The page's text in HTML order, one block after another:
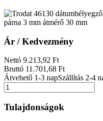
Ár / Kedvezmény
Nettó 9.213,92 Ft
Bruttó 11.701 ,68 Ft
Átvehető 1-3 napSzállítás 2-4
Tulajdonságok